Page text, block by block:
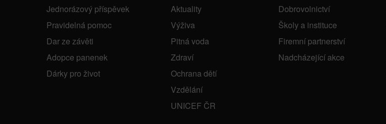
Jednorázový příspěvek
Pravidelná pomoc
Dar ze závěti
Adopce panenek
Dárky pro život
Aktuality
Výživa
Pitná voda
Zdraví
Ochrana dětí
Vzdělání
UNICEF ČR
Dobrovolnictví
Školy a instituce
Firemní partnerství
Nadcházející akce